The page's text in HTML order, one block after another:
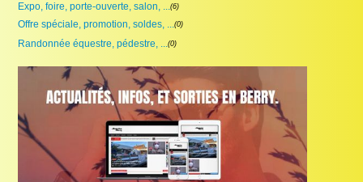
Expo, foire, porte-ouverte, salon, ...(6)
Offre spéciale, promotion, soldes, ...(0)
Randonnée équestre, pédestre, ...(0)